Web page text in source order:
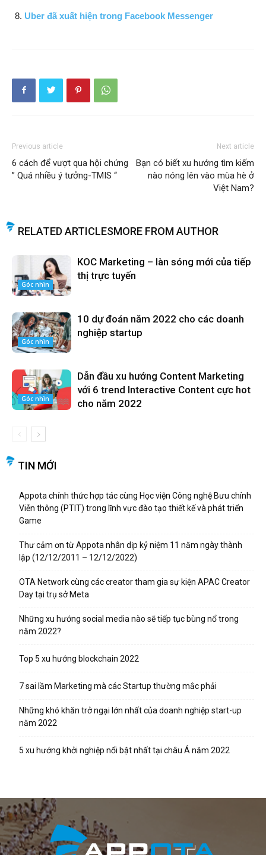
Uber đã xuất hiện trong Facebook Messenger
Previous article
6 cách để vượt qua hội chứng
” Quá nhiều ý tưởng-TMIS “
Next article
Bạn có biết xu hướng tìm kiếm
nào nóng lên vào mùa hè ở
Việt Nam?
RELATED ARTICLESMORE FROM AUTHOR
Góc nhìn
KOC Marketing – làn sóng mới của tiếp
thị trực tuyến
Góc nhìn
10 dự đoán năm 2022 cho các doanh
nghiệp startup
Góc nhìn
Dẫn đầu xu hướng Content Marketing
với 6 trend Interactive Content cực hot
cho năm 2022
TIN MỚI
Appota chính thức hợp tác cùng Học viện Công nghệ Bưu chính
Viễn thông (PTIT) trong lĩnh vực đào tạo thiết kế và phát triển
Game
Thư cảm ơn từ Appota nhân dịp kỷ niệm 11 năm ngày thành
lập (12/12/2011 – 12/12/2022)
OTA Network cùng các creator tham gia sự kiện APAC Creator
Day tại trụ sở Meta
Những xu hướng social media nào sẽ tiếp tục bùng nổ trong
năm 2022?
Top 5 xu hướng blockchain 2022
7 sai lầm Marketing mà các Startup thường mắc phải
Những khó khăn trở ngại lớn nhất của doanh nghiệp start-up
năm 2022
5 xu hướng khởi nghiệp nổi bật nhất tại châu Á năm 2022